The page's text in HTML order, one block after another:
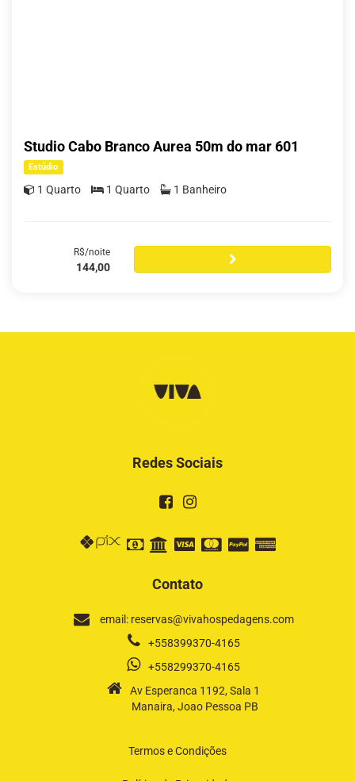
Studio Cabo Branco Aurea 50m do mar 601
Estúdio
1 Quarto 1 Quarto 1 Banheiro
R$/noite
144,00
Redes Sociais
Contato
email: reservas@vivahospedagens.com
+558399370-4165
+558299370-4165
Av Esperanca 1192, Sala 1
Manaira, Joao Pessoa PB
Termos e Condições